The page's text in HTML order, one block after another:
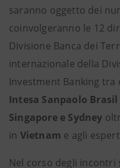
saranno oggetto dei
coinvolgeranno le 12
Divisione Banca dei
internazionale della
Investment Banking tra
Intesa Sanpaolo
Singapore e Sydney
in Vietnam e agli
Nel corso degli